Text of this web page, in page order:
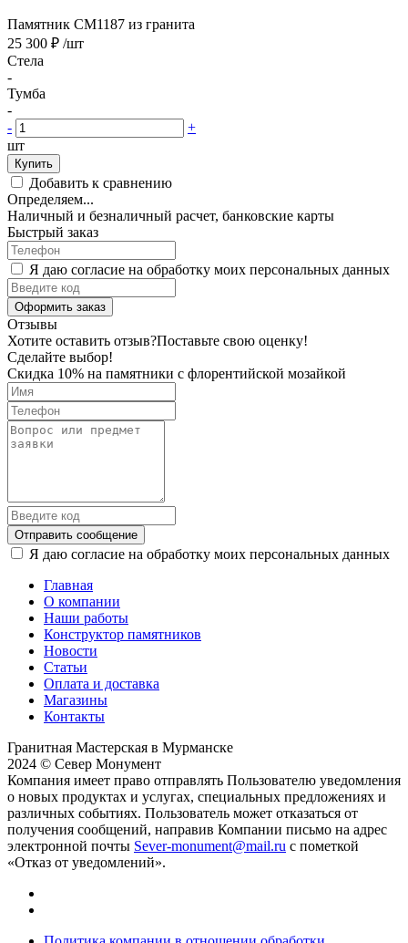
Памятник CM1187 из гранита
25 300 ₽ /шт
Стела
-
Тумба
-
-
+
шт
Купить
Добавить к сравнению
Определяем...
Наличный и безналичный расчет, банковские карты
Быстрый заказ
Я даю согласие на обработку моих персональных данных
Оформить заказ
Отзывы
Хотите оставить отзыв?Поставьте свою оценку!
Сделайте выбор!
Скидка 10% на памятники с флорентийской мозайкой
Отправить сообщение
Я даю согласие на обработку моих персональных данных
Главная
О компании
Наши работы
Конструктор памятников
Новости
Статьи
Оплата и доставка
Магазины
Контакты
Гранитная Мастерская в Мурманске
2024 © Север Монумент
Компания имеет право отправлять Пользователю уведомления
о новых продуктах и услугах, специальных предложениях и
различных событиях. Пользователь может отказаться от
получения сообщений, направив Компании письмо на адрес
электронной почты Sever-monument@mail.ru с пометкой
«Отказ от уведомлений».